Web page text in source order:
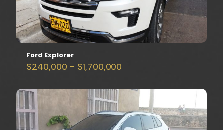
Ford Explorer
$240,000 - $1,700,000
desde
$240,000
hasta
$1,700,000